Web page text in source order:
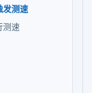
发测速
测速